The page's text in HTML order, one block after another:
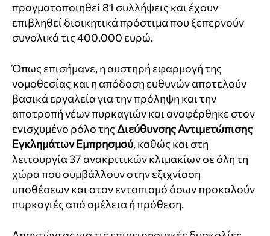
πραγματοποιηθεί 81 συλλήψεις και έχουν
επιβληθεί διοικητικά πρόστιμα που ξεπερνούν
συνολικά τις 400.000 ευρώ.
Όπως επισήμανε, η αυστηρή εφαρμογή της
νομοθεσίας και η απόδοση ευθυνών αποτελούν
βασικά εργαλεία για την πρόληψη και την
αποτροπή νέων πυρκαγιών και αναφέρθηκε στον
ενισχυμένο ρόλο της Διεύθυνσης Αντιμετώπισης
Εγκλημάτων Εμπρησμού, καθώς και στη
λειτουργία 37 ανακριτικών κλιμακίων σε όλη τη
χώρα που συμβάλλουν στην εξιχνίαση
υποθέσεων και στον εντοπισμό όσων προκαλούν
πυρκαγιές από αμέλεια ή πρόθεση.